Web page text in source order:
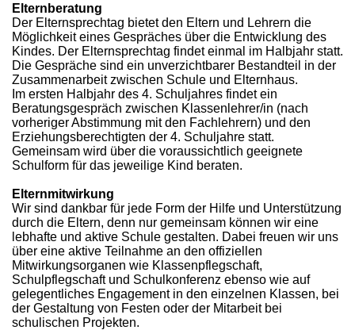
Elternberatung
Der Elternsprechtag bietet den Eltern und Lehrern die
Möglichkeit eines Gespräches über die Entwicklung des
Kindes. Der Elternsprechtag findet einmal im Halbjahr statt.
Die Gespräche sind ein unverzichtbarer Bestandteil in der
Zusammenarbeit zwischen Schule und Elternhaus.
Im ersten Halbjahr des 4. Schuljahres findet ein
Beratungsgespräch zwischen Klassenlehrer/in (nach
vorheriger Abstimmung mit den Fachlehrern) und den
Erziehungsberechtigten der 4. Schuljahre statt.
Gemeinsam wird über die voraussichtlich geeignete
Schulform für das jeweilige Kind beraten.
Elternmitwirkung
Wir sind dankbar für jede Form der Hilfe und Unterstützung
durch die Eltern, denn nur gemeinsam können wir eine
lebhafte und aktive Schule gestalten. Dabei freuen wir uns
über eine aktive Teilnahme an den offiziellen
Mitwirkungsorganen wie Klassenpflegschaft,
Schulpflegschaft und Schulkonferenz ebenso wie auf
gelegentliches Engagement in den einzelnen Klassen, bei
der Gestaltung von Festen oder der Mitarbeit bei
schulischen Projekten.